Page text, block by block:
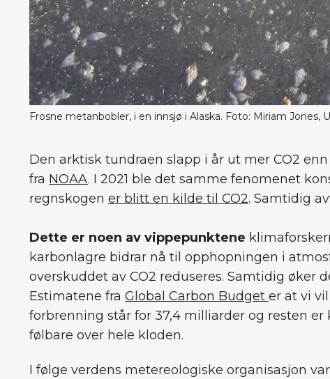
Frosne metanbobler, i en innsjø i Alaska. Foto: Miriam Jones,
Den arktisk tundraen slapp i år ut mer CO2
fra NOAA. I 2021 ble det samme fenomenet
regnskogen er blitt en kilde til CO2. Samtidig
Dette er noen av vippepunktene
karbonlagre bidrar nå til opphopningen i
overskuddet av CO2 reduseres. Samtidig øker
Estimatene fra Global Carbon Budget er at vi
forbrenning står for 37,4 milliarder og resten
følbare over hele kloden.
I følge verdens metereologiske organisasjon